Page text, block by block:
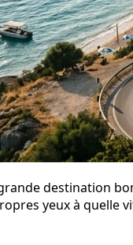
destination
yeux à